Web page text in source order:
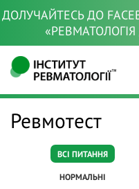
ДОЛУЧАЙТЕСЬ ДО
Ревмотест
ВСІ ПИТАННЯ
НОРМАЛЬНІ